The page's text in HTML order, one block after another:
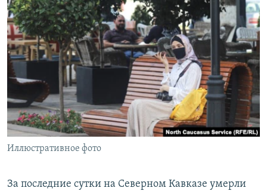
СИБИРЬ.РЕАЛИИ
РАСПИСАНИЕ ВЕЩАНИЯ
ПОДПИШИТЕСЬ НА РАССЫЛКУ
СОЦИАЛЬНЫЕ СЕТИ
Иллюстративное фото
За последние сутки на Северном Кавказе умерли